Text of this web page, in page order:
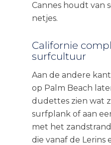
Cannes houdt van
netjes.
Californie
surfcultuur
Aan de andere
op Palm Beach
dudettes zien wat
surfplank of aan
met het
die vanaf de Lerins